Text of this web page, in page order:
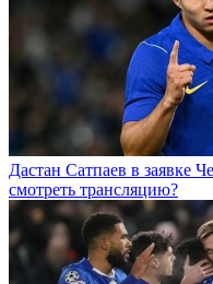
Дастан Сатпаев в заявке
смотреть трансляцию?